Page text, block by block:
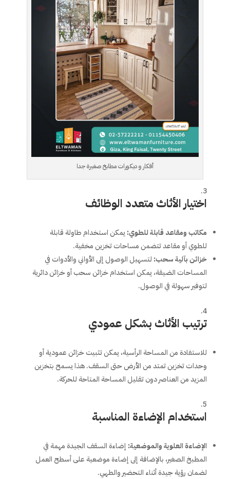
أفكار و ديكورات مطابخ صغيرة جدا
اختيار الأثاث متعدد الوظائف
مكاتب ومقاعد قابلة للطوي:يمكن استخدام طاولة قابلة
للطوي أو مقاعد تتضمن مساحات تخزين مخفية.
خزائن بآلية سحب: لتسهيل الوصول إلى الأواني والأدوات في
المساحات الضيقة، يمكن استخدام خزائن سحب أو خزائن دائرية
لتوفير سهولة في الوصول.
ترتيب الأثاث بشكل عمودي
للاستفادة من المساحة الرأسية، يمكن تثبيت خزائن عمودية أو
وحدات تخزين تمتد من الأرض حتى السقف. هذا يسمح بتخزين
المزيد من العناصر دون تقليل المساحة المتاحة للحركة.
استخدام الإضاءة المناسبة
الإضاءة العلوية والموضعية: إضاءة السقف الجيدة مهمة في
المطبخ الصغير، بالإضافة إلى إضاءة موضعية على أسطح العمل
لضمان رؤية جيدة أثناء التحضير والطهي.